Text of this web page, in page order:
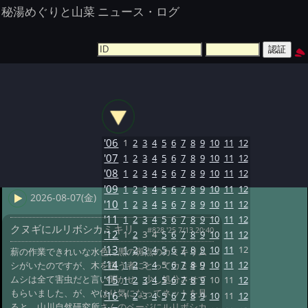
秘湯めぐりと山菜 ニュース・ログ
2026-08-07(金)
クヌギにルリボシカミキリ #828 '25 7/13 20:40
薪の作業できれいな水色に黒の斑点のカミキリム
シがいたのですが、木を扱う者にとってカミキリ
ムシは全て害虫だと言い聞かせ、少し処分させて
もらいました、が、やはり気になってネットを見
'06 1 2 3 4 5 6 7 8 9 10 11 12
'07 1 2 3 4 5 6 7 8 9 10 11 12
'08 1 2 3 4 5 6 7 8 9 10 11 12
'09 1 2 3 4 5 6 7 8 9 10 11 12
'10 1 2 3 4 5 6 7 8 9 10 11 12
'11 1 2 3 4 5 6 7 8 9 10 11 12
'12 1 2 3 4 5 6 7 8 9 10 11 12
'13 1 2 3 4 5 6 7 8 9 10 11 12
'14 1 2 3 4 5 6 7 8 9 10 11 12
'15 1 2 3 4 5 6 7 8 9 10 11 12
'16 1 2 3 4 5 6 7 8 9 10 11 12